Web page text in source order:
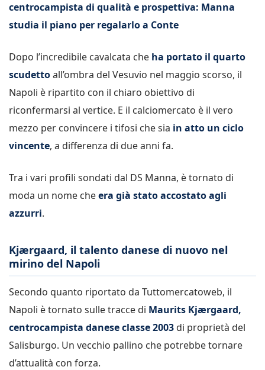
centrocampista di qualità e prospettiva: Manna
studia il piano per regalarlo a Conte
Dopo l’incredibile cavalcata che ha portato il quarto
scudettoall’ombra del Vesuvio nel maggio scorso, il
Napoli è ripartito con il chiaro obiettivo di
riconfermarsi al vertice. E il calciomercato è il vero
mezzo per convincere i tifosi che sia in atto un ciclo
vincente, a differenza di due anni fa.
Tra i vari profili sondati dal DS Manna, è tornato di
moda un nome cheera già stato accostato agli
azzurri.
Kjærgaard, il talento danese di nuovo nel
mirino del Napoli
Secondo quanto riportato da Tuttomercatoweb, il
Napoli è tornato sulle tracce di Maurits Kjærgaard,
centrocampista danese classe 2003 di proprietà del
Salisburgo. Un vecchio pallino che potrebbe tornare
d’attualità con forza.